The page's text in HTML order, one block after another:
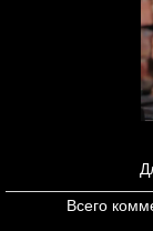
Всего